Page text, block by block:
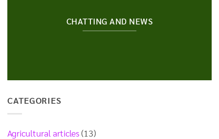
CHATTING AND NEWS
CATEGORIES
Agricultural articles(13)